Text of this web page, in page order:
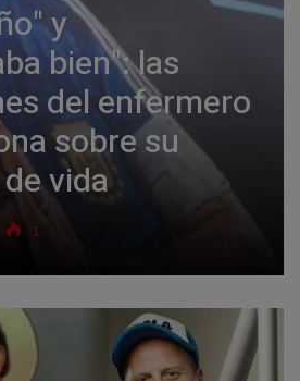
y
bien": las
del enfermero
sobre su
vida
1